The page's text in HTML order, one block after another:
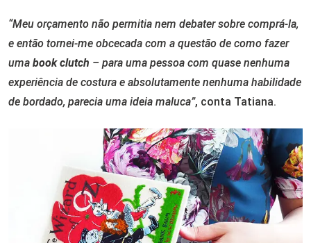
“Meu orçamento não permitia nem debater sobre comprá-la,
e então tornei-me obcecada com a questão de como fazer
uma book clutch – para uma pessoa com quase nenhuma
experiência de costura e absolutamente nenhuma habilidade
de bordado, parecia uma ideia maluca”, conta Tatiana.